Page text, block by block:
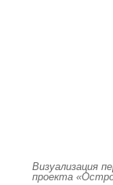
Визуализация
проекта